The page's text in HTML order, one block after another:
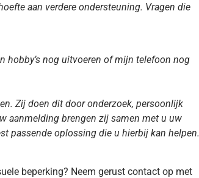
aan verdere ondersteuning. Vragen die
hobby’s nog uitvoeren of mijn telefoon nog
Zij doen dit door onderzoek, persoonlijk
aanmelding brengen zij samen met u uw
passende oplossing die u hierbij kan helpen.
beperking? Neem gerust contact op met